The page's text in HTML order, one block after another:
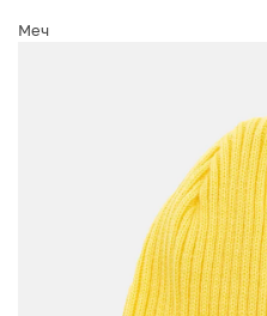
Меч